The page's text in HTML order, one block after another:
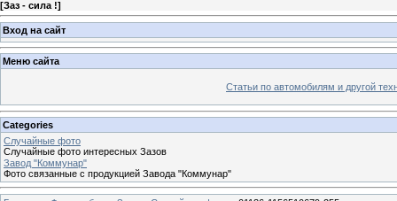
[Заз - сила !]
Вход на сайт
Меню сайта
Статьи по автомобилям и другой
Categories
Случайные фото
Случайные фото интересных Зазов
Завод "Коммунар"
Фото связанные с продукцией Завода "Коммунар"